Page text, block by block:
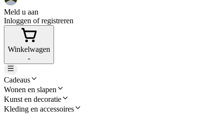
Meld u aan
Inloggen of registreren
Winkelwagen
-
Cadeaus
Wonen en slapen
Kunst en decoratie
Kleding en accessoires